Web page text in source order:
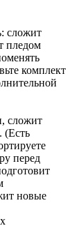
сложит
пледом
комплект
сложит
(Есть
перед
новые